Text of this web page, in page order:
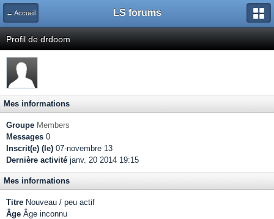
← Accueil LS forums
Profil de drdoom
Mes informations
Groupe Members
Messages 0
Inscrit(e) (le) 07-novembre 13
Dernière activité janv. 20 2014 19:15
Mes informations
Titre Nouveau / peu actif
Âge Âge inconnu